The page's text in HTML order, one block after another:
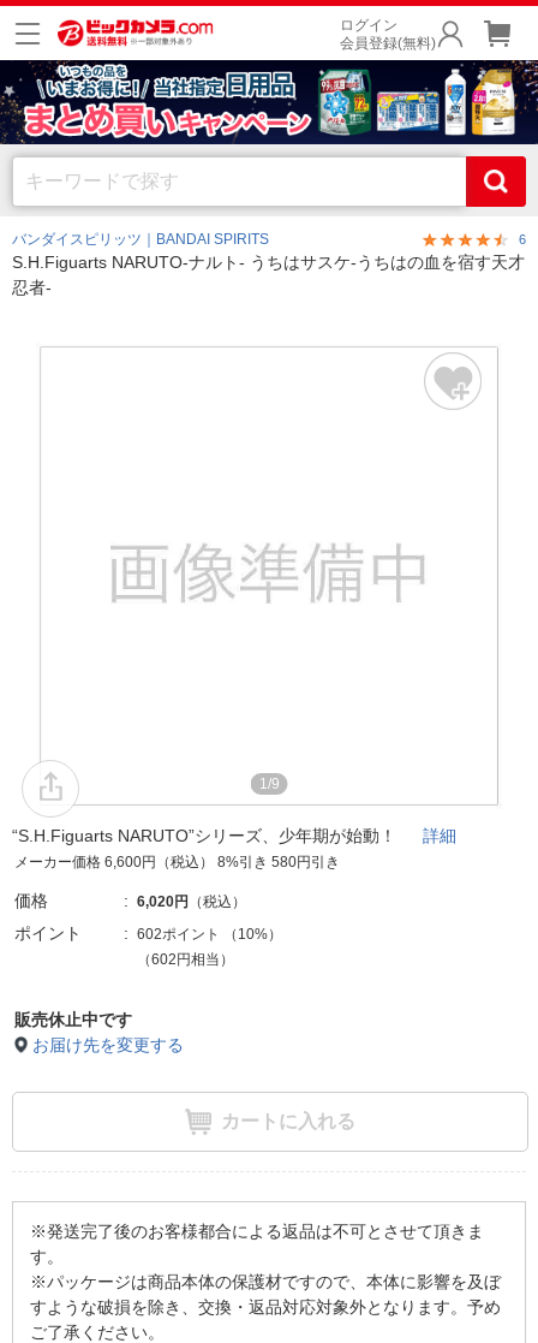
ログイン
会員登録(無料)
バンダイスピリッツ｜BANDAI SPIRITS 6
S.H.Figuarts NARUTO-ナルト- うちはサスケ-うちはの血を宿す天才
忍者-
1/9
“S.H.Figuarts NARUTO”シリーズ、少年期が始動！ 詳細
メーカー価格 6,600円（税込） 8%引き 580円引き
価格 6,020円 （税込）
ポイント 602ポイント （ 10%）
（602円相当）
販売休止中です
お届け先を変更する
カートに入れる
※発送完了後のお客様都合による返品は不可とさせて頂きま
す。
※パッケージは商品本体の保護材ですので、本体に影響を及ぼ
すような破損を除き、交換・返品対応対象外となります。予め
ご了承ください。